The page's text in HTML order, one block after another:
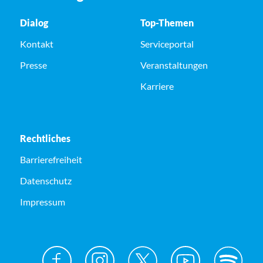
Dialog
Kontakt
Presse
Top-Themen
Serviceportal
Veranstaltungen
Karriere
Rechtliches
Barrierefreiheit
Datenschutz
Impressum